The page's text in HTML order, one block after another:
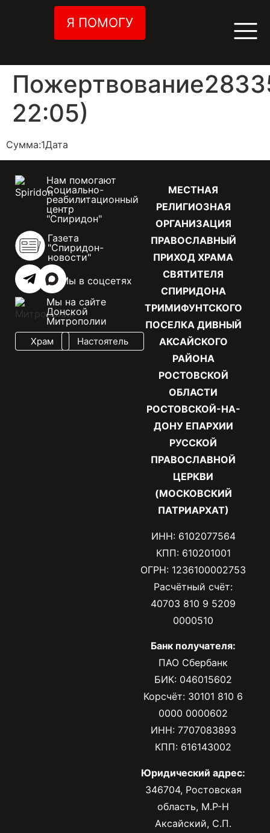
Я ПОМОГУ
22:05)
Сумма:1Дата
МЕСТНАЯ
РЕЛИГИОЗНАЯ
ОРГАНИЗАЦИЯ
ПРАВОСЛАВНЫЙ
ПРИХОД ХРАМА
СВЯТИТЕЛЯ
СПИРИДОНА
ТРИМИФУНТСКОГО
ПОСЕЛКА ДИВНЫЙ
АКСАЙСКОГО
РАЙОНА
РОСТОВСКОЙ
ОБЛАСТИ
РОСТОВСКОЙ-НА-
ДОНУ ЕПАРХИИ
РУССКОЙ
ПРАВОСЛАВНОЙ
ЦЕРКВИ
(МОСКОВСКИЙ
ПАТРИАРХАТ)
ИНН: 6102077564
КПП: 610201001
ОГРН: 1236100002753
Расчётный счёт:
40703 810 9 5209
0000510
Банк получателя:
ПАО Сбербанк
БИК: 046015602
Корсчёт: 30101 810 6
0000 0000602
ИНН: 7707083893
КПП: 616143002
Юридический адрес:
346704, Ростовская
область, М.Р-Н
Аксайский, С.П.
Нам помогают
Социально-
реабилитационный
центр
"Спиридон"
Газета
"Спиридон-
новости"
Мы в соцсетях
Мы на сайте
Донской
Митрополии
Храм Настоятель